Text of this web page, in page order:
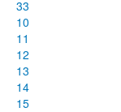
33
10
11
12
13
14
15